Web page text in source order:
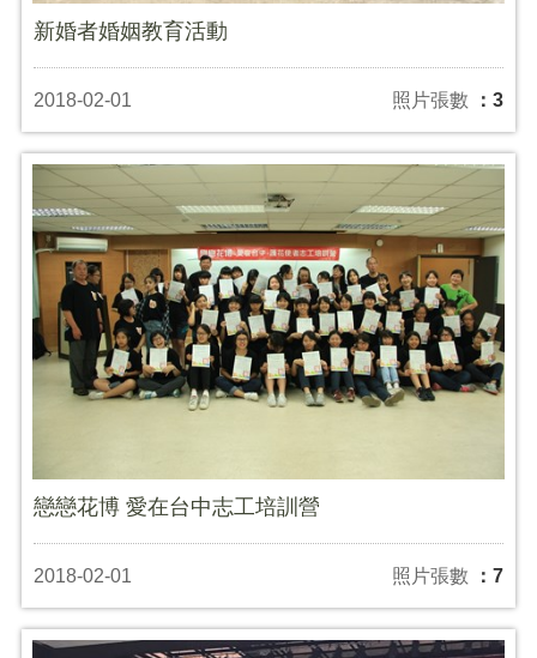
新婚者婚姻教育活動
2018-02-01 照片張數 ：3
戀戀花博 愛在台中志工培訓營
2018-02-01 照片張數 ：7